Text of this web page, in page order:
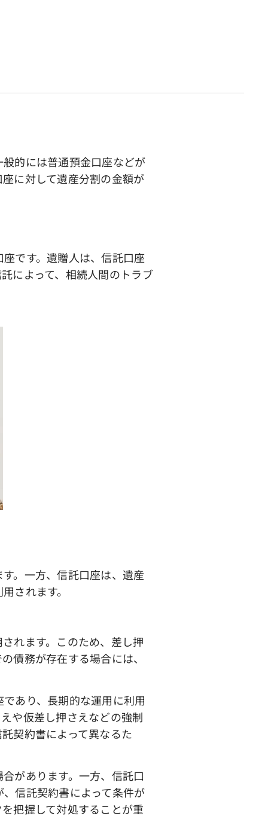
的には普通預金口座などが
に対して遺産分割の金額が
です。遺贈人は、信託口座
によって、相続人間のトラブ
。一方、信託口座は、遺産
されます。
れます。このため、差し押
債務が存在する場合には、
あり、長期的な運用に利用
や仮差し押さえなどの強制
契約書によって異なるた
があります。一方、信託口
信託契約書によって条件が
把握して対処することが重